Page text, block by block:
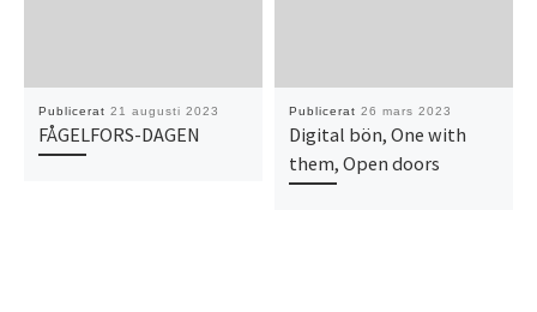
Publicerat 21 augusti 2023
FÅGELFORS-DAGEN
Publicerat 26 mars 2023
Digital bön, One with
them, Open doors